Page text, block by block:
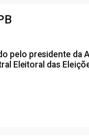
pelo presidente da
Eleitoral das